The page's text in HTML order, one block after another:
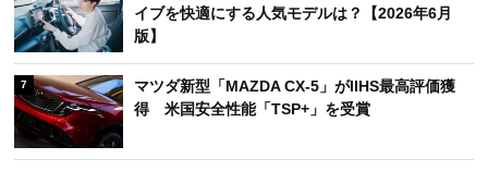
イブを快適にする人気モデルは？【2026年6月
版】
7
マツダ新型「MAZDA CX-5」がIIHS最高評価獲
得 米国安全性能「TSP+」を受賞